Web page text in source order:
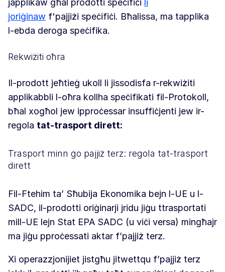
japplikaw għal prodotti speċifiċi li
joriġinaw f'pajjiżi speċifiċi. Bħalissa, ma tapplika
l-ebda deroga speċifika.
Rekwiżiti oħra
Il-prodott jeħtieġ ukoll li jissodisfa r-rekwiżiti
applikabbli l-oħra kollha speċifikati fil-Protokoll,
bħal xogħol jew ipproċessar insuffiċjenti jew ir-
regola tat-trasport dirett:
Trasport minn ġo pajjiż terz: regola tat-trasport
dirett
Fil-Ftehim ta’ Sħubija Ekonomika bejn l-UE u l-
SADC, il-prodotti oriġinarji jridu jiġu ttrasportati
mill-UE lejn Stat EPA SADC (u viċi versa) mingħajr
ma jiġu pproċessati aktar f’pajjiż terz.
Xi operazzjonijiet jistgħu jitwettqu f’pajjiż terz